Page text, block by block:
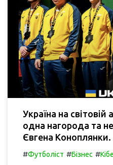
Україна на світовій
одна нагорода та
Євгена Коноплянки.
#Футболіст #Бізнес #